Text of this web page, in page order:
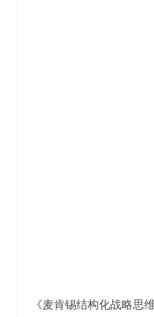
《麦肯锡结构化战略思